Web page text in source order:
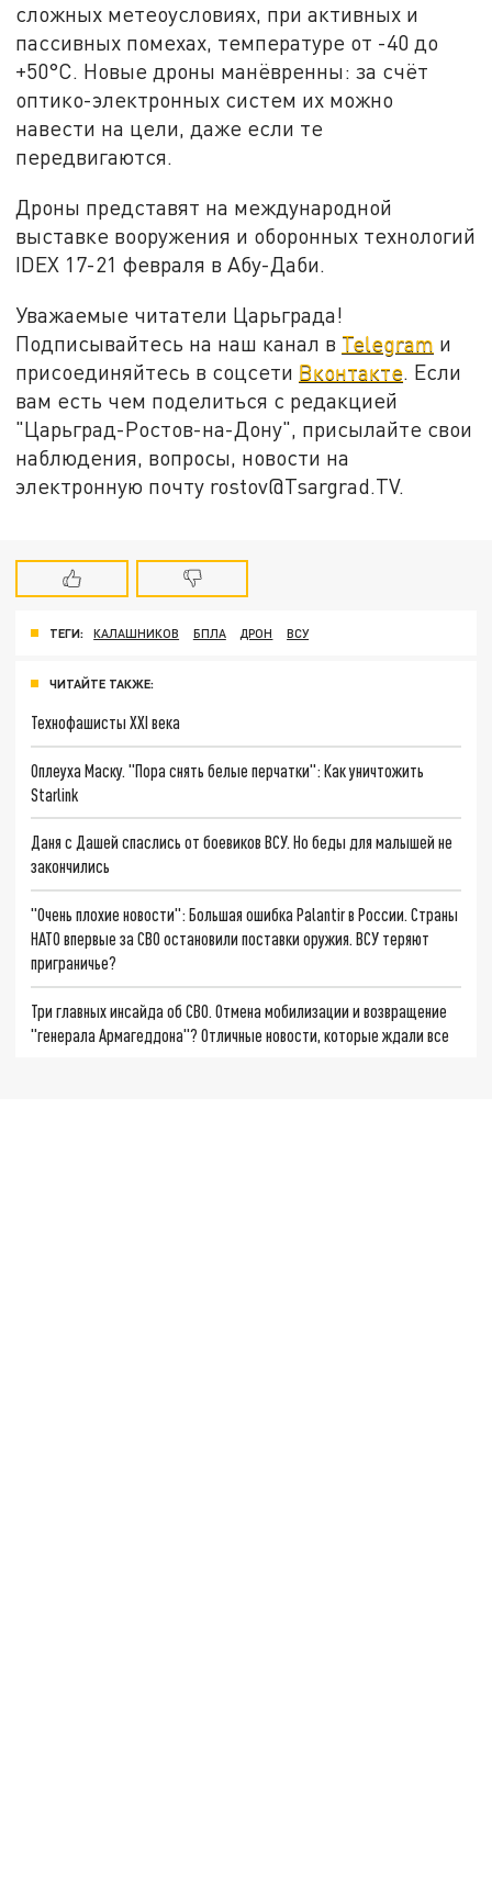
сложных метеоусловиях, при активных и
пассивных помехах, температуре от -40 до
+50°C. Новые дроны манёвренны: за счёт
оптико-электронных систем их можно
навести на цели, даже если те
передвигаются.
Дроны представят на международной
выставке вооружения и оборонных технологий
IDEX 17-21 февраля в Абу-Даби.
Уважаемые читатели Царьграда!
Подписывайтесь на наш канал в Telegram и
присоединяйтесь в соцсети Вконтакте . Если
вам есть чем поделиться с редакцией
"Царьград-Ростов-на-Дону", присылайте свои
наблюдения, вопросы, новости на
электронную почту rostov@Tsargrad.ТV.
ТЕГИ: КАЛАШНИКОВ БПЛА ДРОН ВСУ
ЧИТАЙТЕ ТАКЖЕ:
Технофашисты XXI века
Оплеуха Маску. "Пора снять белые перчатки": Как уничтожить
Starlink
Даня с Дашей спаслись от боевиков ВСУ. Но беды для малышей не
закончились
"Очень плохие новости": Большая ошибка Palantir в России. Страны
НАТО впервые за СВО остановили поставки оружия. ВСУ теряют
приграничье?
Три главных инсайда об СВО. Отмена мобилизации и возвращение
"генерала Армагеддона"? Отличные новости, которые ждали все